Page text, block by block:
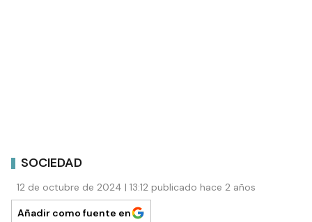
SOCIEDAD
12 de octubre de 2024 | 13:12 publicado hace 2 años
Añadir como fuente en